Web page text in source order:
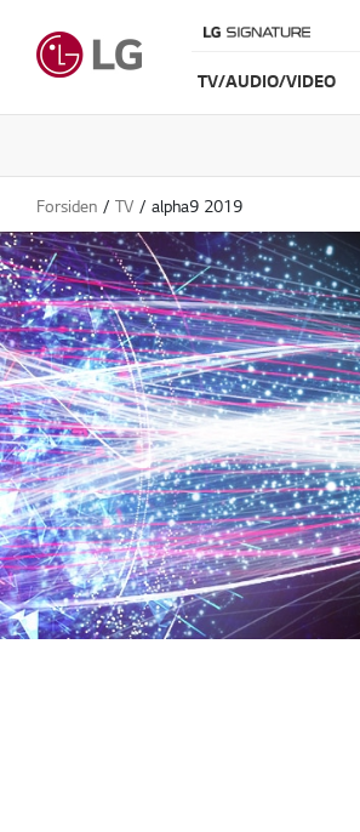
TV/AUDIO/VIDEO
Forsiden TV alpha9 2019